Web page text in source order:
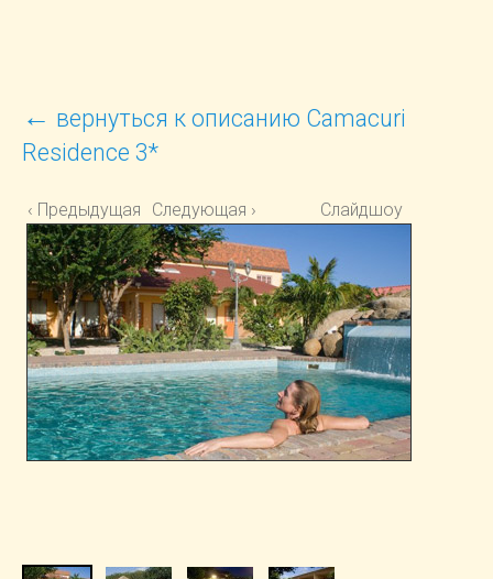
← вернуться к описанию Camacuri
Residence 3*
‹ Предыдущая Следующая › Слайдшоу